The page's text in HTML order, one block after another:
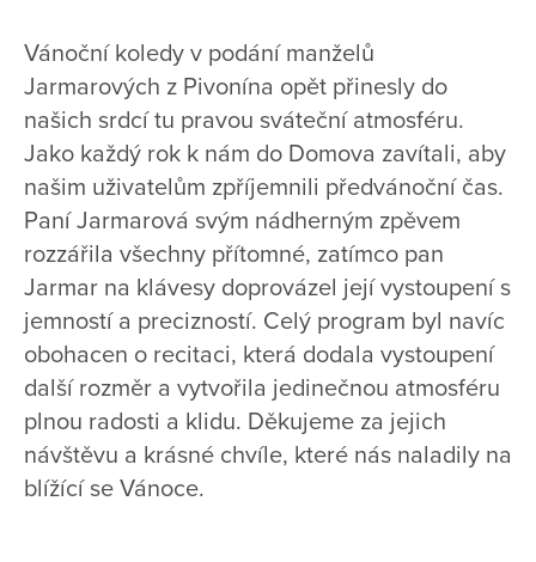
Vánoční koledy v podání manželů
Jarmarových z Pivonína opět přinesly do
našich srdcí tu pravou sváteční atmosféru.
Jako každý rok k nám do Domova zavítali, aby
našim uživatelům zpříjemnili předvánoční čas.
Paní Jarmarová svým nádherným zpěvem
rozzářila všechny přítomné, zatímco pan
Jarmar na klávesy doprovázel její vystoupení s
jemností a precizností. Celý program byl navíc
obohacen o recitaci, která dodala vystoupení
další rozměr a vytvořila jedinečnou atmosféru
plnou radosti a klidu. Děkujeme za jejich
návštěvu a krásné chvíle, které nás naladily na
blížící se Vánoce.